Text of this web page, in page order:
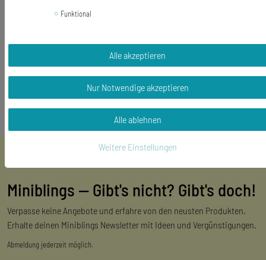
Miniblings — Gibt's nicht? Gibt's doch!
Verpasse keine Angebote und erfahre von den neusten Produkten.
Erhalte deinen Miniblings Newsletter mit Ideen und Vergünstigungen.
Abmeldung jederzeit möglich.
Funktional
Alle akzeptieren
Nur Notwendige akzeptieren
Alle ablehnen
Weitere Einstellungen